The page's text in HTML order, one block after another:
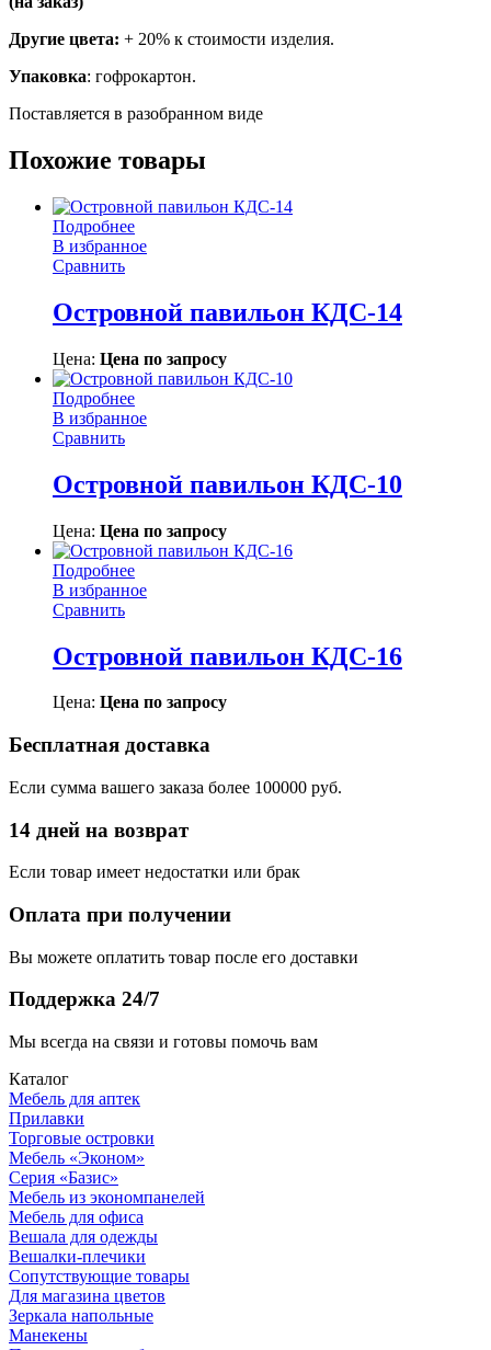
Другие цвета: + 20% к стоимости изделия.
Упаковка: гофрокартон.
Поставляется в разобранном виде
Похожие товары
Подробнее
В избранное
Сравнить
Островной павильон КДС-14
Цена: Цена по запросу
Подробнее
В избранное
Сравнить
Островной павильон КДС-10
Цена: Цена по запросу
Подробнее
В избранное
Сравнить
Островной павильон КДС-16
Цена: Цена по запросу
Бесплатная доставка
Если сумма вашего заказа более 100000 руб.
14 дней на возврат
Если товар имеет недостатки или брак
Оплата при получении
Вы можете оплатить товар после его доставки
Поддержка 24/7
Мы всегда на связи и готовы помочь вам
Каталог
Мебель для аптек
Прилавки
Торговые островки
Мебель «Эконом»
Серия «Базис»
Мебель из экономпанелей
Мебель для офиса
Вешала для одежды
Вешалки-плечики
Сопутствующие товары
Для магазина цветов
Зеркала напольные
Манекены